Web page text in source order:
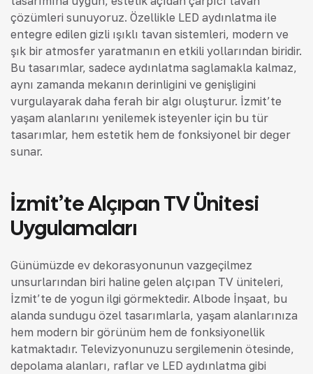
çözümleri sunuyoruz. Özellikle LED aydınlatma ile
entegre edilen gizli ışıklı tavan sistemleri, modern ve
şık bir atmosfer yaratmanın en etkili yollarından biridir.
Bu tasarımlar, sadece aydınlatma sağlamakla kalmaz,
aynı zamanda mekanın derinliğini ve genişliğini
vurgulayarak daha ferah bir algı oluşturur. İzmit’te
yaşam alanlarını yenilemek isteyenler için bu tür
tasarımlar, hem estetik hem de fonksiyonel bir değer
sunar.
İzmit’te Alçıpan TV Ünitesi
Uygulamaları
Günümüzde ev dekorasyonunun vazgeçilmez
unsurlarından biri haline gelen alçıpan TV üniteleri,
İzmit’te de yoğun ilgi görmektedir. Albode İnşaat, bu
alanda sunduğu özel tasarımlarla, yaşam alanlarınıza
hem modern bir görünüm hem de fonksiyonellik
katmaktadır. Televizyonunuzu sergilemenin ötesinde,
depolama alanları, raflar ve LED aydınlatma gibi